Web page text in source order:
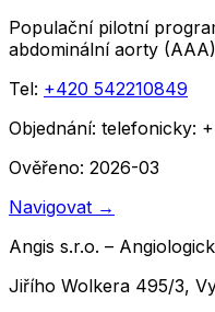
Populační pilotní
abdominální aorty (AAA)
Tel: +420 542210849
Objednání: telefonicky:
Ověřeno: 2026-03
Navigovat →
Angis s.r.o. –
Jiřího Wolkera 495/3,